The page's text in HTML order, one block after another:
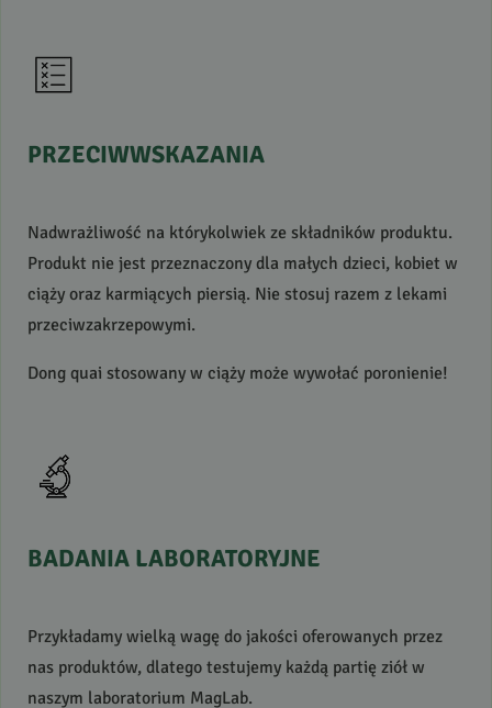
PRZECIWWSKAZANIA
Nadwrażliwość na którykolwiek ze składników produktu.
Produkt nie jest przeznaczony dla małych dzieci, kobiet w
ciąży oraz karmiących piersią. Nie stosuj razem z lekami
przeciwzakrzepowymi.
Dong quai stosowany w ciąży może wywołać poronienie!
BADANIA LABORATORYJNE
Przykładamy wielką wagę do jakości oferowanych przez
nas produktów, dlatego testujemy każdą partię ziół w
naszym laboratorium MagLab.